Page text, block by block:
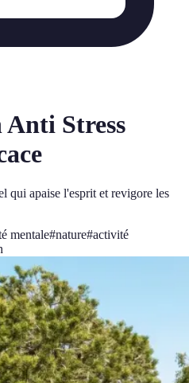
Stress
qui apaise l'esprit et revigore les
mentale#nature#activité